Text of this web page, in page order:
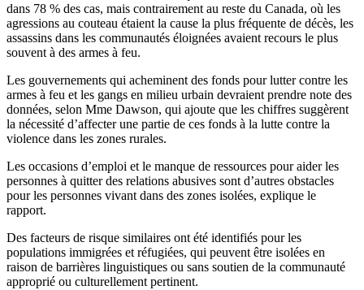
dans 78 % des cas, mais contrairement au reste du Canada, où les
agressions au couteau étaient la cause la plus fréquente de décès, les
assassins dans les communautés éloignées avaient recours le plus
souvent à des armes à feu.
Les gouvernements qui acheminent des fonds pour lutter contre les
armes à feu et les gangs en milieu urbain devraient prendre note des
données, selon Mme Dawson, qui ajoute que les chiffres suggèrent
la nécessité d’affecter une partie de ces fonds à la lutte contre la
violence dans les zones rurales.
Les occasions d’emploi et le manque de ressources pour aider les
personnes à quitter des relations abusives sont d’autres obstacles
pour les personnes vivant dans des zones isolées, explique le
rapport.
Des facteurs de risque similaires ont été identifiés pour les
populations immigrées et réfugiées, qui peuvent être isolées en
raison de barrières linguistiques ou sans soutien de la communauté
approprié ou culturellement pertinent.